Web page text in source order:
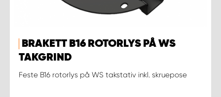
BRAKETT B16 ROTORLYS PÅ WS
TAKGRIND
Feste B16 rotorlys på WS takstativ inkl. skruepose